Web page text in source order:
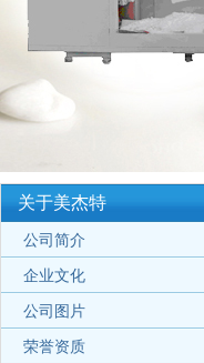
关于美杰特
公司简介
企业文化
公司图片
荣誉资质